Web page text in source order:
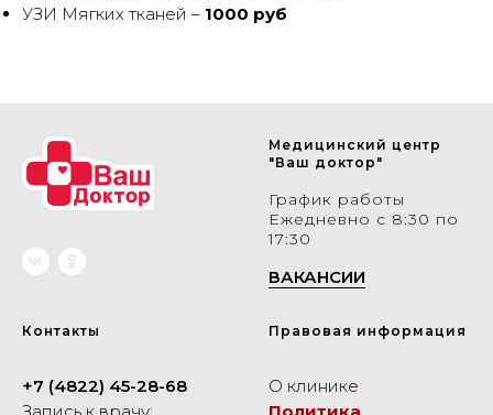
УЗИ Мягких тканей – 1000 руб
Медицинский центр
"Ваш доктор"
График работы
Ежедневно с 8:30 по
17:30
ВАКАНСИИ
Контакты
+7 (4822) 45-28-68
Правовая информация
О клинике